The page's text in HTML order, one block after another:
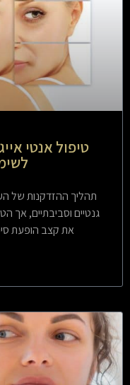
טיפול אנטי
תהליך ההזדקנות של
גנטיים וסביבתיים, אך
את קצב הופעת